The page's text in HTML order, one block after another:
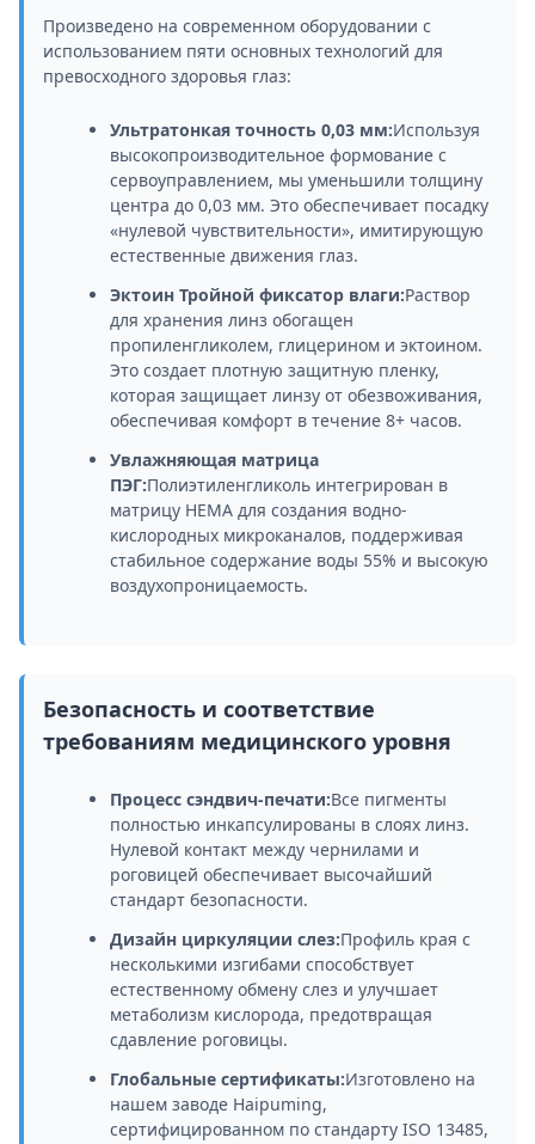
Произведено на современном оборудовании с
использованием пяти основных технологий для
превосходного здоровья глаз:
Ультратонкая точность 0,03 мм:Используя
высокопроизводительное формование с
сервоуправлением, мы уменьшили толщину
центра до 0,03 мм. Это обеспечивает посадку
«нулевой чувствительности», имитирующую
естественные движения глаз.
Эктоин Тройной фиксатор влаги:Раствор
для хранения линз обогащен
пропиленгликолем, глицерином и эктоином.
Это создает плотную защитную пленку,
которая защищает линзу от обезвоживания,
обеспечивая комфорт в течение 8+ часов.
Увлажняющая матрица
ПЭГ:Полиэтиленгликоль интегрирован в
матрицу HEMA для создания водно-
кислородных микроканалов, поддерживая
стабильное содержание воды 55% и высокую
воздухопроницаемость.
Безопасность и соответствие
требованиям медицинского уровня
Процесс сэндвич-печати:Все пигменты
полностью инкапсулированы в слоях линз.
Нулевой контакт между чернилами и
роговицей обеспечивает высочайший
стандарт безопасности.
Дизайн циркуляции слез:Профиль края с
несколькими изгибами способствует
естественному обмену слез и улучшает
метаболизм кислорода, предотвращая
сдавление роговицы.
Глобальные сертификаты:Изготовлено на
нашем заводе Haipuming,
сертифицированном по стандарту ISO 13485,